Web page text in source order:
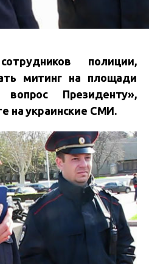
полиции,
митинг на площади
Президенту»,
на украинские СМИ.